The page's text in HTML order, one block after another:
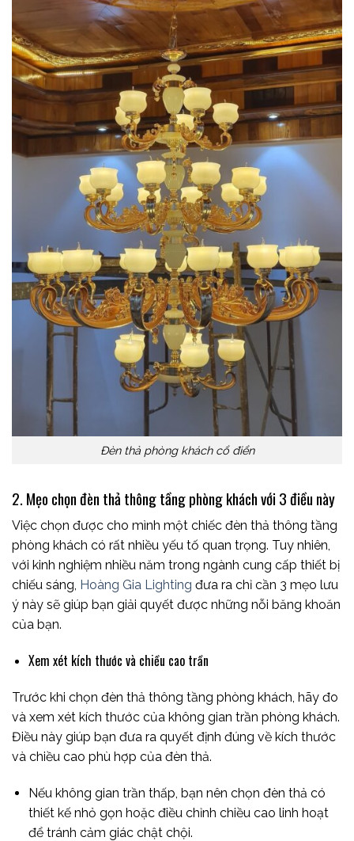
Đèn thả phòng khách cổ điển
2. Mẹo chọn đèn thả thông tầng phòng khách với 3 điều này
Việc chọn được cho mình một chiếc đèn thả thông tầng
phòng khách có rất nhiều yếu tố quan trọng. Tuy nhiên,
với kinh nghiệm nhiều năm trong ngành cung cấp thiết bị
chiếu sáng, Hoàng Gia Lighting đưa ra chỉ cần 3 mẹo lưu
ý này sẽ giúp bạn giải quyết được những nỗi băng khoăn
của bạn.
Xem xét kích thước và chiều cao trần
Trước khi chọn đèn thả thông tầng phòng khách, hãy đo
và xem xét kích thước của không gian trần phòng khách.
Điều này giúp bạn đưa ra quyết định đúng về kích thước
và chiều cao phù hợp của đèn thả.
Nếu không gian trần thấp, bạn nên chọn đèn thả có
thiết kế nhỏ gọn hoặc điều chỉnh chiều cao linh hoạt
để tránh cảm giác chật chội.